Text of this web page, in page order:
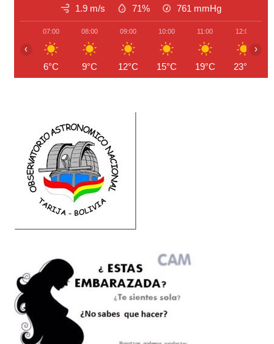
1.9 m/s 71% 761 mmHg
07:00
6°C
08:00
9°C
09:00
12°C
10:00
15°C
11:00
19°C
12:00
23°C
‹ ›